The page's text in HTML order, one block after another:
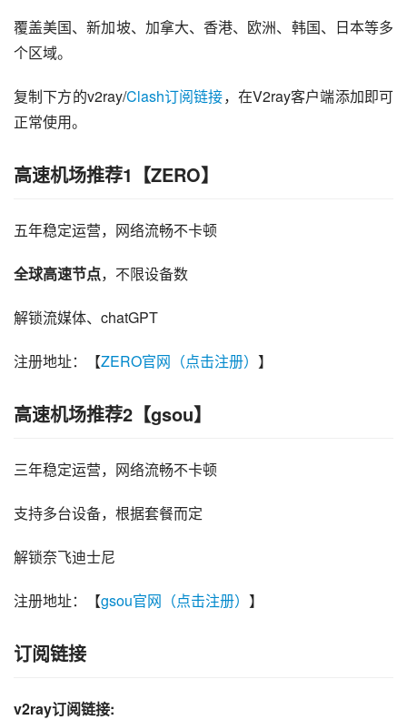
覆盖美国、新加坡、加拿大、香港、欧洲、韩国、日本等多
个区域。
复制下方的v2ray/Clash订阅链接，在V2ray客户端添加即可
正常使用。
高速机场推荐1【ZERO】
五年稳定运营，网络流畅不卡顿
全球高速节点，不限设备数
解锁流媒体、chatGPT
注册地址：【ZERO官网（点击注册） 】
高速机场推荐2【gsou】
三年稳定运营，网络流畅不卡顿
支持多台设备，根据套餐而定
解锁奈飞迪士尼
注册地址：【gsou官网（点击注册） 】
订阅链接
v2ray订阅链接: